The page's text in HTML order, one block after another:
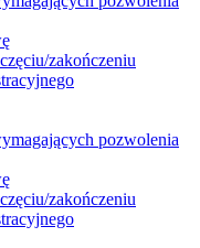
zakończeniu
pozwolenia
zakończeniu